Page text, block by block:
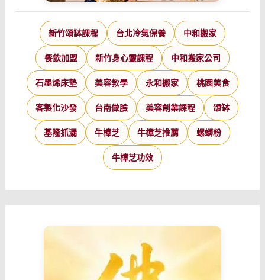
新竹頌缽課程 台北冷氣保養 中和搬家
餐飲加盟 新竹身心靈課程 中和搬家公司
石墨烯床墊 美容教學 永和搬家 桃園美食
客製化沙發 台南做臉 美容創業課程 頌缽
基隆抓漏 牛樟芝 牛樟芝推薦 螺螄粉
牛樟芝功效